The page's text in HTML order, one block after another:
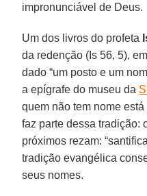
impronunciável de Deus.
Um dos livros do profeta
da redenção (Is 56, 5),
dado “um posto e um
a epígrafe do museu da
quem não tem nome
faz parte dessa tradição:
próximos rezam:
tradição evangélica
seus nomes.